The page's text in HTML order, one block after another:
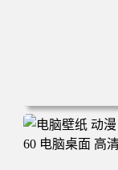
电脑壁纸 动漫角
年回忆 荷塘荷叶